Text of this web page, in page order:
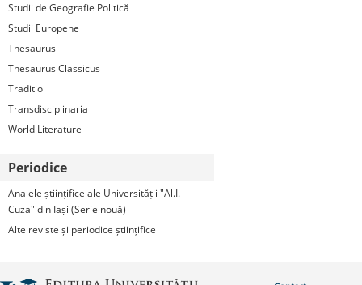
Studii de Geografie Politică
Studii Europene
Thesaurus
Thesaurus Classicus
Traditio
Transdisciplinaria
World Literature
Periodice
Analele științifice ale Universității "Al.I.
Cuza" din Iași (Serie nouă)
Alte reviste și periodice științifice